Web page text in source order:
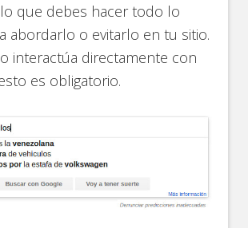
que debes hacer todo lo
abordarlo o evitarlo en tu sitio.
interactúa directamente con
es obligatorio.